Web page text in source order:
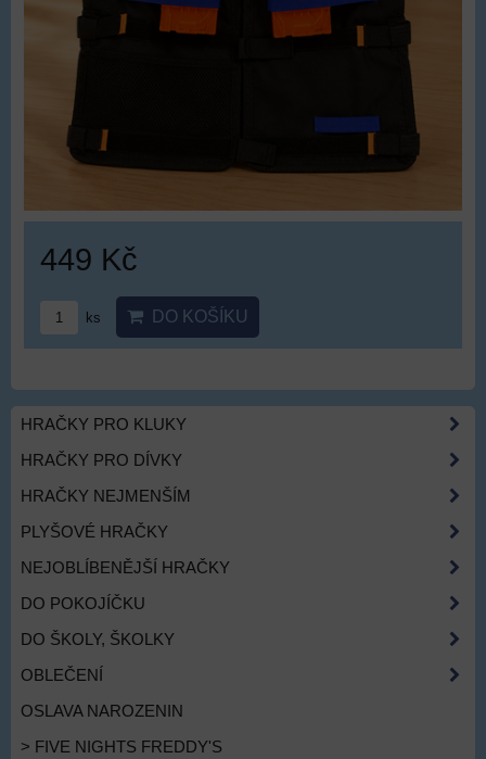
449 Kč
ks DO KOŠÍKU
HRAČKY PRO KLUKY
HRAČKY PRO DÍVKY
HRAČKY NEJMENŠÍM
PLYŠOVÉ HRAČKY
NEJOBLÍBENĚJŠÍ HRAČKY
DO POKOJÍČKU
DO ŠKOLY, ŠKOLKY
OBLEČENÍ
OSLAVA NAROZENIN
> FIVE NIGHTS FREDDY'S